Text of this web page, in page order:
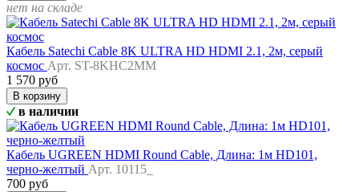
нет на складе
Кабель Satechi Cable 8K ULTRA HD HDMI 2.1, 2м, серый
космос Арт. ST-8KHC2MM
1 570 руб
В корзину
в наличии
Кабель UGREEN HDMI Round Cable, Длина: 1м HD101,
черно-желтый Арт. 10115_
700 руб